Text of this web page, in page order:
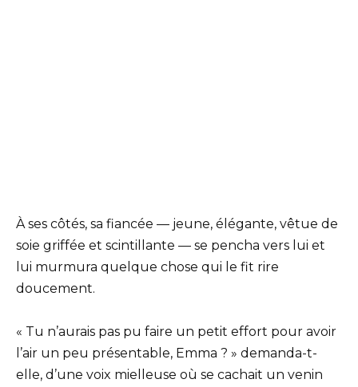
À ses côtés, sa fiancée — jeune, élégante, vêtue de
soie griffée et scintillante — se pencha vers lui et
lui murmura quelque chose qui le fit rire
doucement.
« Tu n’aurais pas pu faire un petit effort pour avoir
l’air un peu présentable, Emma ? » demanda-t-
elle, d’une voix mielleuse où se cachait un venin